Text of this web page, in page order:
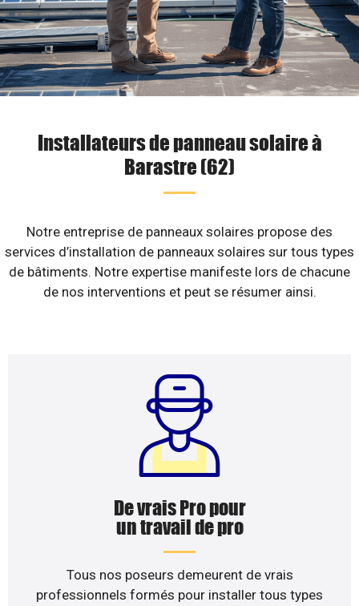
Installateurs de panneau solaire à
Barastre (62)
Notre entreprise de panneaux solaires propose des
services d’installation de panneaux solaires sur tous types
de bâtiments. Notre expertise manifeste lors de chacune
de nos interventions et peut se résumer ainsi.
De vrais Pro pour
un travail de pro
Tous nos poseurs demeurent de vrais
professionnels formés pour installer tous types